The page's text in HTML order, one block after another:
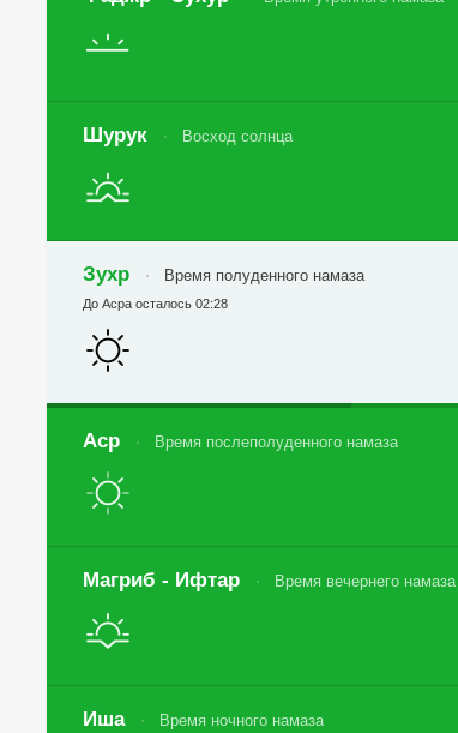
Шурук Восход солнца
Зухр Время полуденного намаза
До Асра осталось 02:28
Аср Время послеполуденного намаза
Магриб - Ифтар Время вечернего намаза
Иша Время ночного намаза